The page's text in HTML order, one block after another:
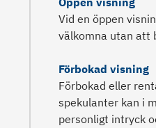
Vid en öppen
välkomna utan att
Förbokad visning
Förbokad eller
spekulanter kan i
personligt intryck